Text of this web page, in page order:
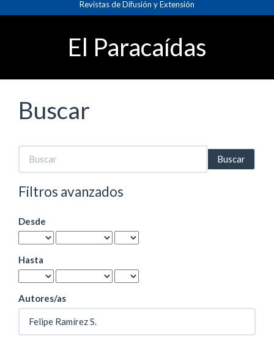
principal
Revistas de Difusión y Extensión
El Paracaídas
Buscar
Buscar
artículos
por
Filtros avanzados
Desde
Hasta
Autores/as